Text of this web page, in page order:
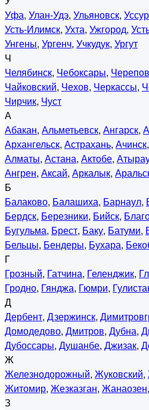
Уфа, Улан-Удэ, Ульяновск,
Усть-Илимск, Ухта, Ужгород,
Унгены, Ургенч, Учкудук, Ургут
Ч
Челябинск, Чебоксары,
Чайковский, Чехов, Черкассы,
Чирчик, Чуст
А
Абакан, Альметьевск, Ангарск,
Архангельск, Астрахань, Ачинск,
Алматы, Астана, Актобе,
Ангрен, Аксай, Аркалык,
Б
Балаково, Балашиха, Барнаул,
Бердск, Березники, Бийск,
Бугульма, Брест, Баку, Батуми,
Бельцы, Бендеры, Бухара,
Г
Грозный, Гатчина, Геленджик,
Гродно, Гянджа, Гюмри,
Д
Дербент, Дзержинск,
Домодедово, Дмитров, Дубна,
Дубоссары, Душанбе, Джизак,
Ж
Железнодорожный, Жуковский,
Житомир, Жезказган, Жанаозен,
З